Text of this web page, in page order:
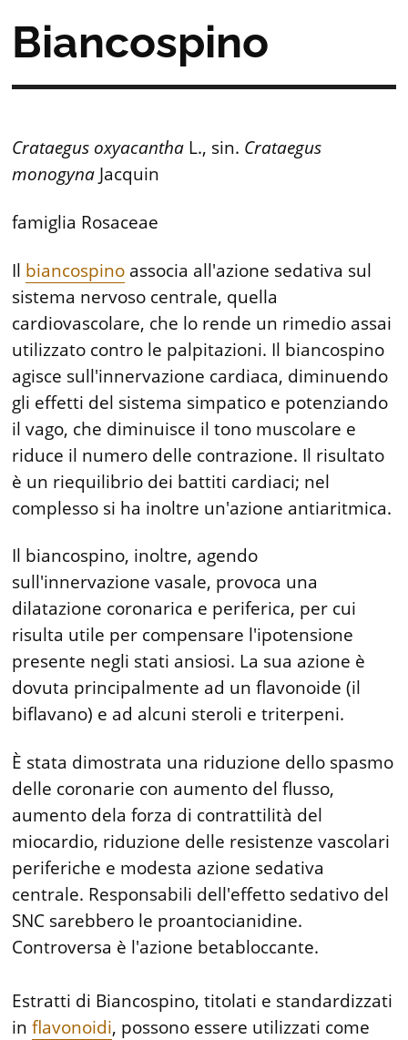
Biancospino
Crataegus oxyacantha L., sin. Crataegus
monogyna Jacquin
famiglia Rosaceae
Il biancospino associa all'azione sedativa sul
sistema nervoso centrale, quella
cardiovascolare, che lo rende un rimedio assai
utilizzato contro le palpitazioni. Il biancospino
agisce sull'innervazione cardiaca, diminuendo
gli effetti del sistema simpatico e potenziando
il vago, che diminuisce il tono muscolare e
riduce il numero delle contrazione. Il risultato
è un riequilibrio dei battiti cardiaci; nel
complesso si ha inoltre un'azione antiaritmica.
Il biancospino, inoltre, agendo
sull'innervazione vasale, provoca una
dilatazione coronarica e periferica, per cui
risulta utile per compensare l'ipotensione
presente negli stati ansiosi. La sua azione è
dovuta principalmente ad un flavonoide (il
biflavano) e ad alcuni steroli e triterpeni.
È stata dimostrata una riduzione dello spasmo
delle coronarie con aumento del flusso,
aumento dela forza di contrattilità del
miocardio, riduzione delle resistenze vascolari
periferiche e modesta azione sedativa
centrale. Responsabili dell'effetto sedativo del
SNC sarebbero le proantocianidine.
Controversa è l'azione betabloccante.
Estratti di Biancospino, titolati e standardizzati
inflavonoidi, possono essere utilizzati come